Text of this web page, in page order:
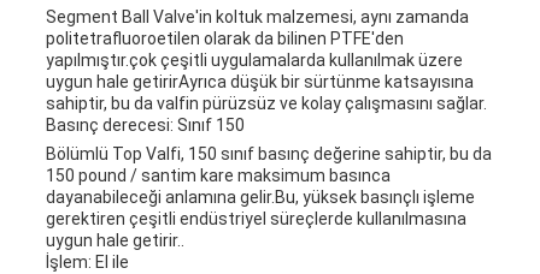
Segment Ball Valve'in koltuk malzemesi, aynı zamanda
politetrafluoroetilen olarak da bilinen PTFE'den
yapılmıştır.çok çeşitli uygulamalarda kullanılmak üzere
uygun hale getirirAyrıca düşük bir sürtünme katsayısına
sahiptir, bu da valfin pürüzsüz ve kolay çalışmasını sağlar.
Basınç derecesi: Sınıf 150
Bölümlü Top Valfi, 150 sınıf basınç değerine sahiptir, bu da
150 pound / santim kare maksimum basınca
dayanabileceği anlamına gelir.Bu, yüksek basınçlı işleme
gerektiren çeşitli endüstriyel süreçlerde kullanılmasına
uygun hale getirir..
İşlem: El ile